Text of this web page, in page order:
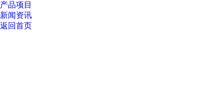
产品项目
新闻资讯
返回首页